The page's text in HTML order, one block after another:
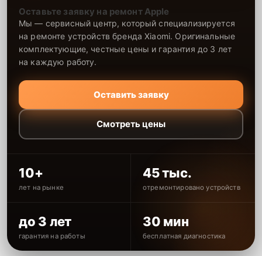
Оставьте заявку на ремонт Apple
Мы — сервисный центр, который специализируется
на ремонте устройств бренда Xiaomi. Оригинальные
комплектующие, честные цены и гарантия до 3 лет
на каждую работу.
Оставить заявку
Смотреть цены
10+
лет на рынке
45 тыс.
отремонтировано устройств
до 3 лет
гарантия на работы
30 мин
бесплатная диагностика